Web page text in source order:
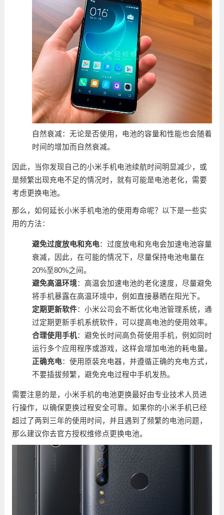
自然衰减：无论是否使用，电池的容量和性能也会随着
时间的增加而自然衰减。
因此，当你发现自己的小米手机电池续航时间明显减少，或
是频繁出现充电不足的情况时，就有可能是电池老化，需要
考虑更换电池。
那么，如何延长小米手机电池的使用寿命呢？以下是一些实
用的方法：
避免过度放电和充电：过度放电和充电会加速电池容量
衰减，因此，在可能的情况下，尽量保持电池电量在
20%至80%之间。
避免高温环境：高温会加速电池的老化速度，尽量避免
将手机暴露在高温环境中，例如直接暴晒在阳光下。
定期更新软件：小米公司会不断优化电池管理系统，通
过定期更新手机系统软件，可以提高电池的使用效率。
合理使用手机：避免长时间高负荷使用手机，例如同时
运行多个应用程序或游戏，这样会增加电池的耗电量。
正确充电：使用原装充电器，并遵循正确的充电方式，
不要插拔频繁，避免充电过程中手机发热。
需要注意的是，小米手机的电池更换最好由专业技术人员进
行操作，以确保更换过程安全可靠。如果你的小米手机已经
超过了两到三年的使用时间，并且遇到了频繁的电池问题，
那么建议你去官方授权维修点更换电池。